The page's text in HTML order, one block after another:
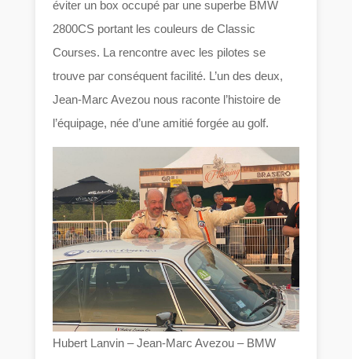
éviter un box occupé par une superbe BMW
2800CS portant les couleurs de Classic
Courses. La rencontre avec les pilotes se
trouve par conséquent facilité. L’un des deux,
Jean-Marc Avezou nous raconte l’histoire de
l’équipage, née d’une amitié forgée au golf.
Hubert Lanvin – Jean-Marc Avezou – BMW